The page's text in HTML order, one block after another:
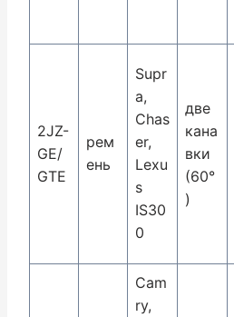
2JZ-
GE/
GTE
рем
ень
Supr
a,
Chas
er,
Lexu
s
IS30
0
две
кана
вки
(60°
)
Cam
ry,